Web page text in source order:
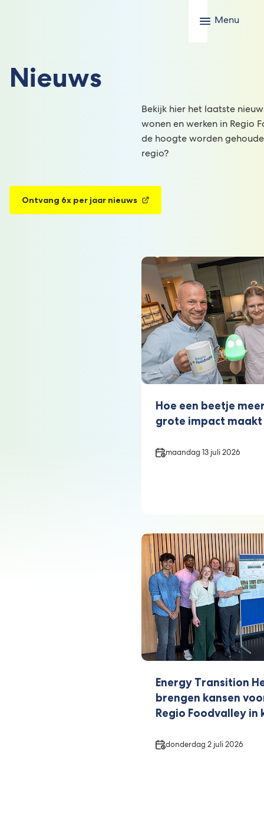
Menu
Nieuws
Bekijk hier het laatste
wonen en werken in Regio
de hoogte worden
regio?
Ontvang 6x per jaar nieuws
(Verwijst
Hoe een beetje
grote impact maakt
Datum
maandag 13 juli 2026
Energy Transition
brengen kansen
Regio Foodvalley in
Datum
donderdag 2 juli 2026